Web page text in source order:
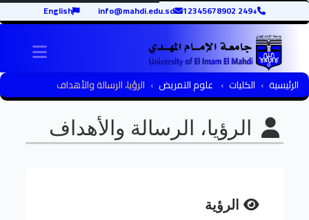
+249 12345678902
info@mahdi.edu.sd
English
الرئيسية الكليات علوم التمريض الرؤيا، الرسالة والأهداف
الرؤيا، الرسالة والأهداف
الرؤية